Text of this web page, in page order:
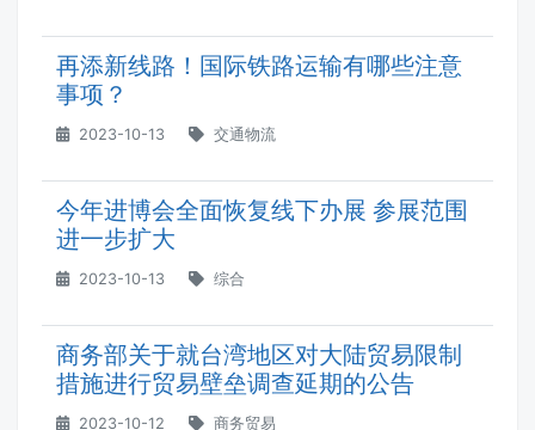
再添新线路！国际铁路运输有哪些注意
事项？
2023-10-13 交通物流
今年进博会全面恢复线下办展 参展范围
进一步扩大
2023-10-13 综合
商务部关于就台湾地区对大陆贸易限制
措施进行贸易壁垒调查延期的公告
2023-10-12 商务贸易